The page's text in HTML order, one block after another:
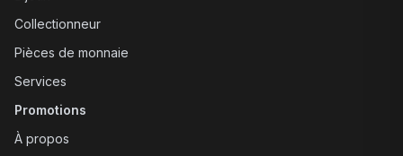
Collectionneur
Pièces de monnaie
Services
Promotions
À propos